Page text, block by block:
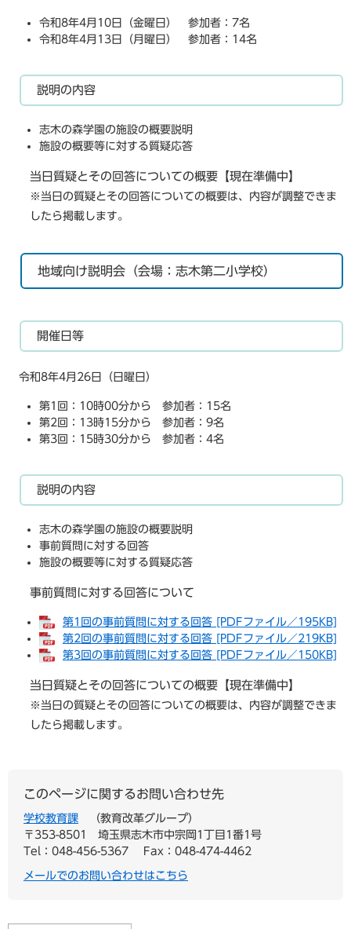
令和8年4月10日（金曜日） 参加者：7名
令和8年4月13日（月曜日） 参加者：14名
説明の内容
志木の森学園の施設の概要説明
施設の概要等に対する質疑応答
当日質疑とその回答についての概要【現在準備中】
※当日の質疑とその回答についての概要は、内容が調整できま
したら掲載します。
地域向け説明会（会場：志木第二小学校）
開催日等
令和8年4月26日（日曜日）
第1回：10時00分から 参加者：15名
第2回：13時15分から 参加者：9名
第3回：15時30分から 参加者：4名
説明の内容
志木の森学園の施設の概要説明
事前質問に対する回答
施設の概要等に対する質疑応答
事前質問に対する回答について
第1回の事前質問に対する回答 [PDFファイル／195KB]
第2回の事前質問に対する回答 [PDFファイル／219KB]
第3回の事前質問に対する回答 [PDFファイル／150KB]
当日質疑とその回答についての概要【現在準備中】
※当日の質疑とその回答についての概要は、内容が調整できま
したら掲載します。
このページに関するお問い合わせ先
学校教育課
教育改革グループ
〒353-8501
埼玉県志木市中宗岡1丁目1番1号
Tel：048-456-5367
Fax：048-474-4462
メールでのお問い合わせはこちら